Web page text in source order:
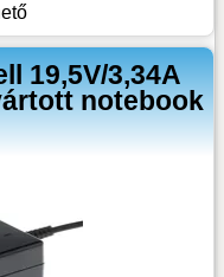
19,5V/3,34A
notebook